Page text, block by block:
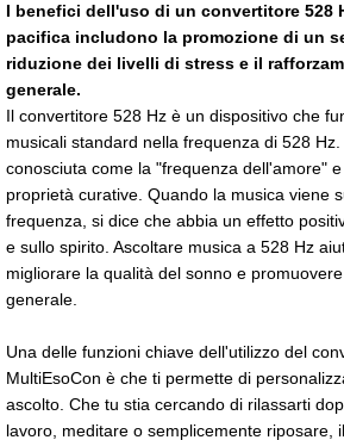
I benefici dell'uso di un convertitore 528
pacifica includono la promozione di un
riduzione dei livelli di stress e il
generale.
Il convertitore 528 Hz è un dispositivo che
musicali standard nella frequenza di 528
conosciuta come la "frequenza dell'amore"
proprietà curative. Quando la musica viene
frequenza, si dice che abbia un effetto
e sullo spirito. Ascoltare musica a 528 Hz
migliorare la qualità del sonno e
generale.
Una delle funzioni chiave dell'utilizzo del
MultiEsoCon è che ti permette di
ascolto. Che tu stia cercando di rilassarti
lavoro, meditare o semplicemente riposare,